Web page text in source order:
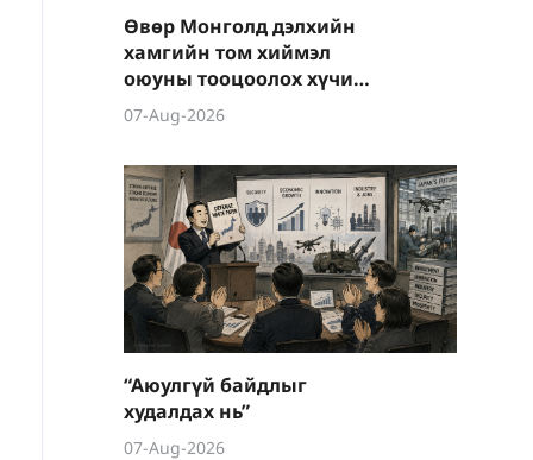
Өвөр Монголд дэлхийн
хамгийн том хиймэл
оюуны тооцоолох хүчин
чадлын супер төвийг
байгуулжээ
07-Aug-2026
“Аюулгүй байдлыг
худалдах нь”
07-Aug-2026